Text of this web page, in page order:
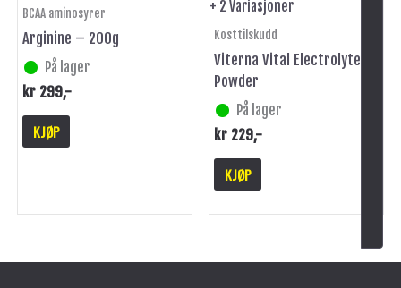
BCAA aminosyrer
Arginine – 200g
På lager
kr 299,-
KJØP
+ 2 Variasjoner
Kosttilskudd
Viterna Vital Electrolyte
Powder
På lager
kr 229,-
KJØP
på
produktsiden